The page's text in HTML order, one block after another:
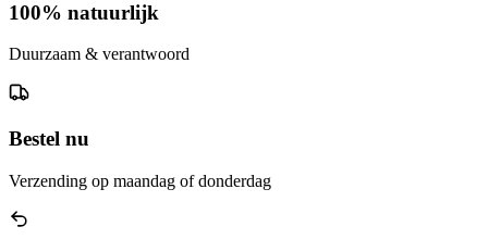
100% natuurlijk
Duurzaam & verantwoord
Bestel nu
Verzending op maandag of donderdag